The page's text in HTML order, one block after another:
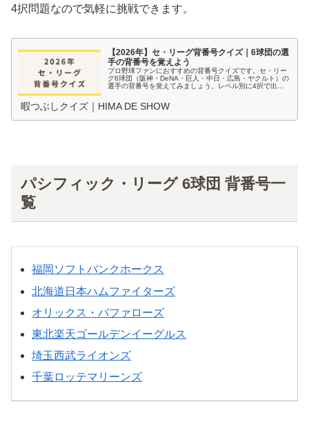
4択問題なので気軽に挑戦できます。
【2026年】セ・リーグ背番号クイズ｜6球団の選
手の背番号を覚えよう
プロ野球ファンにおすすめの背番号クイズです。セ・リー
グ6球団（阪神・DeNA・巨人・中日・広島・ヤクルト）の
選手の背番号を覚えてみましょう。レベル別に4択で出題
暇つぶしクイズ｜HIMA DE SHOW
パシフィック・リーグ 6球団 背番号一
覧
福岡ソフトバンクホークス
北海道日本ハムファイターズ
オリックス・バファローズ
東北楽天ゴールデンイーグルス
埼玉西武ライオンズ
千葉ロッテマリーンズ